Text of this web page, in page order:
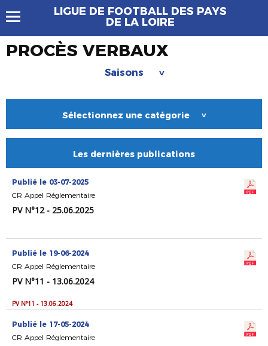
LIGUE DE FOOTBALL DES PAYS
DE LA LOIRE
PROCÈS VERBAUX
Saisons >
Sélectionnez une catégorie >
Les dernières publications
Publié le 03-07-2025
CR Appel Réglementaire
PV N°12 - 25.06.2025
Publié le 19-06-2024
CR Appel Réglementaire
PV N°11 - 13.06.2024
PV N°11 - 13.06.2024
Publié le 17-05-2024
CR Appel Réglementaire